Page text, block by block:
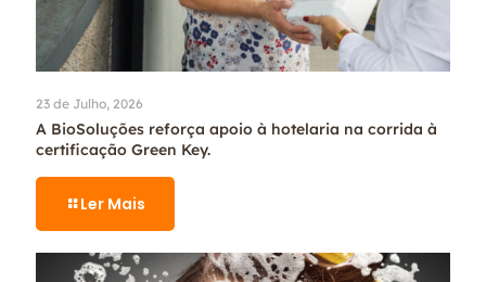
23 de Julho, 2026
A BioSoluções reforça apoio à hotelaria na corrida à
certificação Green Key.
Ler Mais